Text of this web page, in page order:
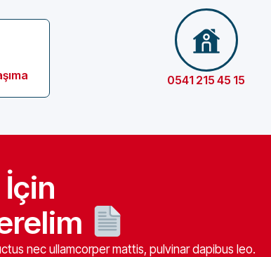
0541 215 45 15
İçin
nec ullamcorper mattis, pulvinar dapibus leo.